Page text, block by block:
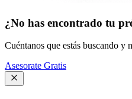
¿No has encontrado tu
Cuéntanos que estás buscando y
Asesorate Gratis